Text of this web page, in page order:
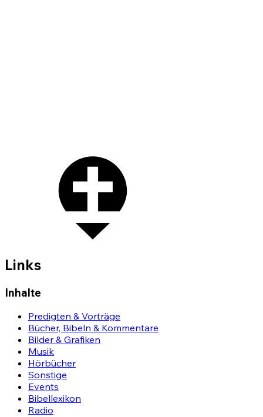
Links
Inhalte
Predigten & Vorträge
Bücher, Bibeln & Kommentare
Bilder & Grafiken
Musik
Hörbücher
Sonstige
Events
Bibellexikon
Radio